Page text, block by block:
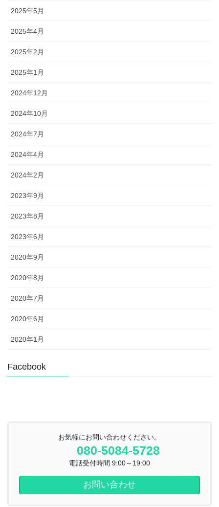
2025年5月
2025年4月
2025年2月
2025年1月
2024年12月
2024年10月
2024年7月
2024年4月
2024年2月
2023年9月
2023年8月
2023年6月
2020年9月
2020年8月
2020年7月
2020年6月
2020年1月
Facebook
お気軽にお問い合わせください。
080-5084-5728
電話受付時間 9:00～19:00
お問い合わせ